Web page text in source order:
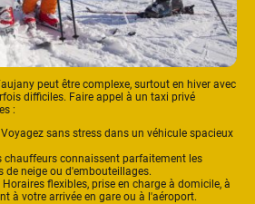
peut être complexe, surtout en hiver avec
difficiles. Faire appel à un taxi privé
:
sans stress dans un véhicule spacieux
chauffeurs connaissent parfaitement les
de neige ou d'embouteillages.
Horaires flexibles, prise en charge à domicile, à
à votre arrivée en gare ou à l'aéroport.